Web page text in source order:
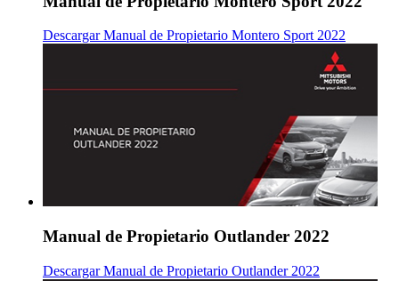
Descargar Manual de Propietario Montero Sport 2022
Manual de Propietario Outlander 2022
Descargar Manual de Propietario Outlander 2022